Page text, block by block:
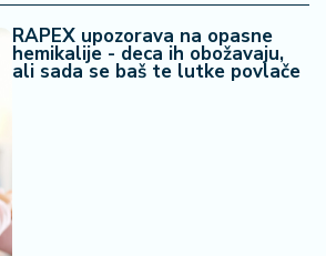
RAPEX upozorava na opasne
hemikalije - deca ih obožavaju,
ali sada se baš te lutke povlače